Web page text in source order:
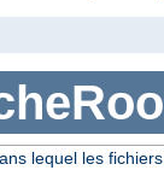
lequel les